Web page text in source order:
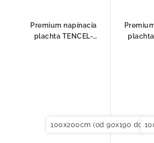
Premium napínacia
plachta TENCEL-
100x200cm (od 90x190 do
plachta